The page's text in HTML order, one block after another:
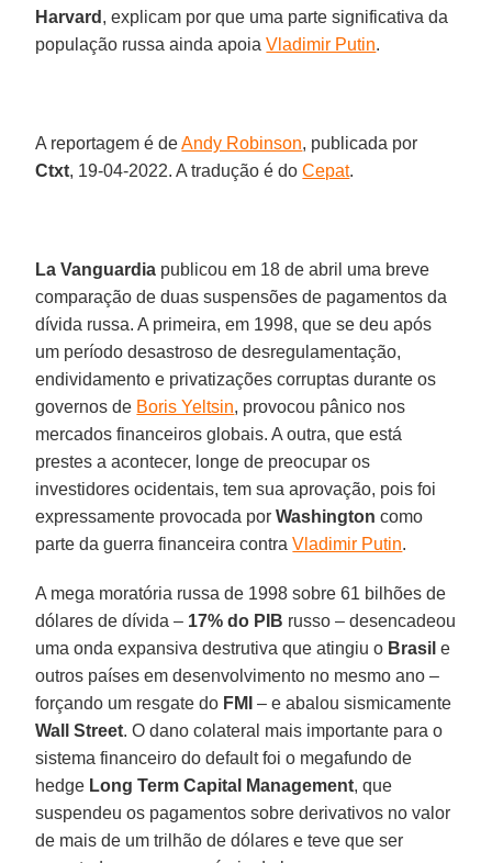
Harvard , explicam por que uma parte significativa da
população russa ainda apoiaVladimir Putin.
A reportagem é deAndy Robinson, publicada por
Ctxt, 19-04-2022. A tradução é doCepat.
La Vanguardia publicou em 18 de abril uma breve
comparação de duas suspensões de pagamentos da
dívida russa. A primeira, em 1998, que se deu após
um período desastroso de desregulamentação,
endividamento e privatizações corruptas durante os
governos de Boris Yeltsin, provocou pânico nos
mercados financeiros globais. A outra, que está
prestes a acontecer, longe de preocupar os
investidores ocidentais, tem sua aprovação, pois foi
expressamente provocada porWashington como
parte da guerra financeira contraVladimir Putin.
A mega moratória russa de 1998 sobre 61 bilhões de
dólares de dívida – 17% do PIB russo – desencadeou
uma onda expansiva destrutiva que atingiu o Brasil e
outros países em desenvolvimento no mesmo ano –
forçando um resgate do FMI – e abalou sismicamente
Wall Street. O dano colateral mais importante para o
sistema financeiro do default foi o megafundo de
hedge Long Term Capital Management, que
suspendeu os pagamentos sobre derivativos no valor
de mais de um trilhão de dólares e teve que ser